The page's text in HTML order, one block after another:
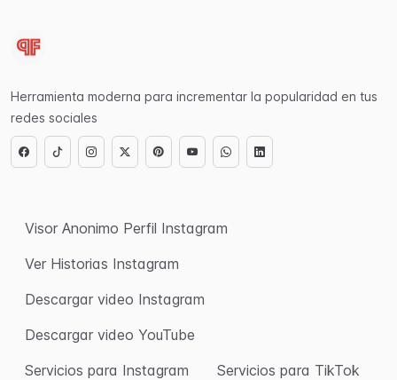
Herramienta moderna para incrementar la popularidad en tus
redes sociales
Visor Anonimo Perfil Instagram
Ver Historias Instagram
Descargar video Instagram
Descargar video YouTube
Servicios para Instagram
Servicios para TikTok